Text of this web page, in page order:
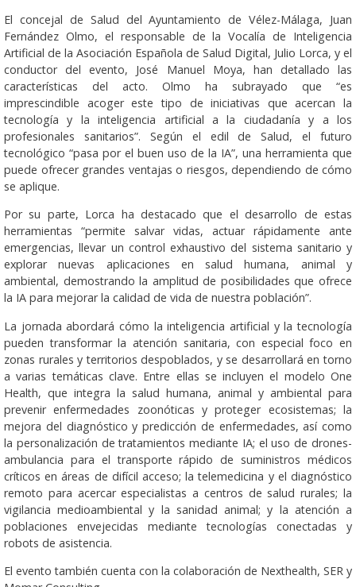
El concejal de Salud del Ayuntamiento de Vélez-Málaga, Juan
Fernández Olmo, el responsable de la Vocalía de Inteligencia
Artificial de la Asociación Española de Salud Digital, Julio Lorca, y el
conductor del evento, José Manuel Moya, han detallado las
características del acto. Olmo ha subrayado que “es
imprescindible acoger este tipo de iniciativas que acercan la
tecnología y la inteligencia artificial a la ciudadanía y a los
profesionales sanitarios”. Según el edil de Salud, el futuro
tecnológico “pasa por el buen uso de la IA”, una herramienta que
puede ofrecer grandes ventajas o riesgos, dependiendo de cómo
se aplique.
Por su parte, Lorca ha destacado que el desarrollo de estas
herramientas “permite salvar vidas, actuar rápidamente ante
emergencias, llevar un control exhaustivo del sistema sanitario y
explorar nuevas aplicaciones en salud humana, animal y
ambiental, demostrando la amplitud de posibilidades que ofrece
la IA para mejorar la calidad de vida de nuestra población”.
La jornada abordará cómo la inteligencia artificial y la tecnología
pueden transformar la atención sanitaria, con especial foco en
zonas rurales y territorios despoblados, y se desarrollará en torno
a varias temáticas clave. Entre ellas se incluyen el modelo One
Health, que integra la salud humana, animal y ambiental para
prevenir enfermedades zoonóticas y proteger ecosistemas; la
mejora del diagnóstico y predicción de enfermedades, así como
la personalización de tratamientos mediante IA; el uso de drones-
ambulancia para el transporte rápido de suministros médicos
críticos en áreas de difícil acceso; la telemedicina y el diagnóstico
remoto para acercar especialistas a centros de salud rurales; la
vigilancia medioambiental y la sanidad animal; y la atención a
poblaciones envejecidas mediante tecnologías conectadas y
robots de asistencia.
El evento también cuenta con la colaboración de Nexthealth, SER y